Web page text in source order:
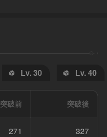
Lv. 30 Lv. 40
突破前 突破後
271 327